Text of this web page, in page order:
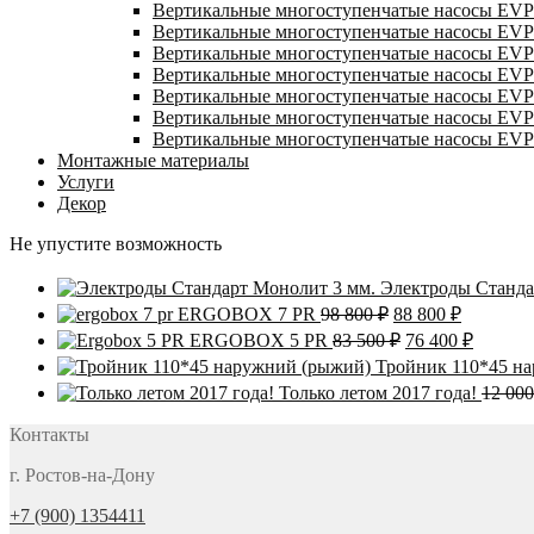
Вертикальные многоступенчатые насосы
Вертикальные многоступенчатые насосы
Вертикальные многоступенчатые насосы
Вертикальные многоступенчатые насосы
Вертикальные многоступенчатые насосы
Вертикальные многоступенчатые насосы
Вертикальные многоступенчатые насосы
Монтажные материалы
Услуги
Декор
Не упустите возможность
Электроды
ERGOBOX 7 PR 98 800₽ Первоначальная
цена
составляла
98
800 ₽.
88 800 ₽Текущая
цена:
88
800 ₽.
ERGOBOX 5 PR 83 500₽ Первоначальная
цена
составляла
83
76 400 ₽Текущая
цена:
76
400 ₽.
Тройник 110*45
Только летом 2017 года! 12
Контакты
г. Ростов-на-Дону
+7 (900) 1354411